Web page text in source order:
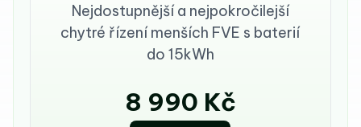
Nejdostupnější a nejpokročilejší
chytré řízení menších FVE s baterií
do 15kWh
8 990 Kč